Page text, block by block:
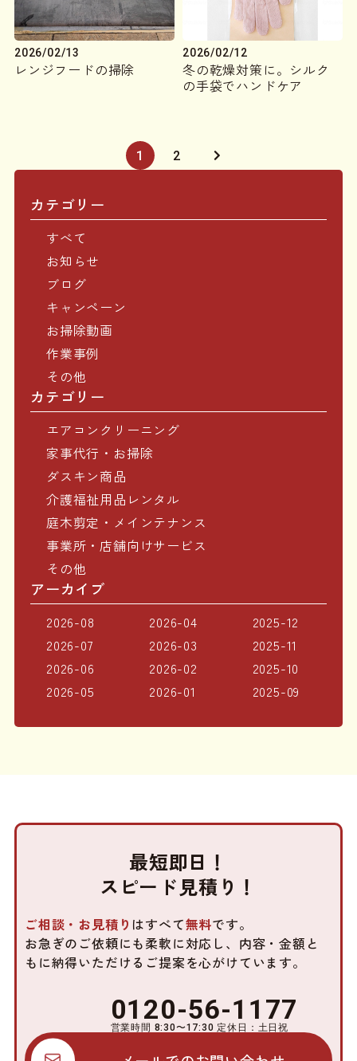
2026/02/13
レンジフードの掃除
2026/02/12
冬の乾燥対策に。シルク
の手袋でハンドケア
1 2
カテゴリー
すべて
お知らせ
ブログ
キャンペーン
お掃除動画
作業事例
その他
カテゴリー
エアコンクリーニング
家事代行・お掃除
ダスキン商品
介護福祉用品レンタル
庭木剪定・メインテナンス
事業所・店舗向けサービス
その他
アーカイブ
2026-08
2026-07
2026-06
2026-05
2026-04
2026-03
2026-02
2026-01
2025-12
2025-11
2025-10
2025-09
最短即日！
スピード見積り！
ご相談・お見積り はすべて無料です。
お急ぎのご依頼にも柔軟に対応し、内容・金額と
もに納得いただけるご提案を心がけています。
0120-56-1177
営業時間 8:30〜17:30 定休日：土日祝